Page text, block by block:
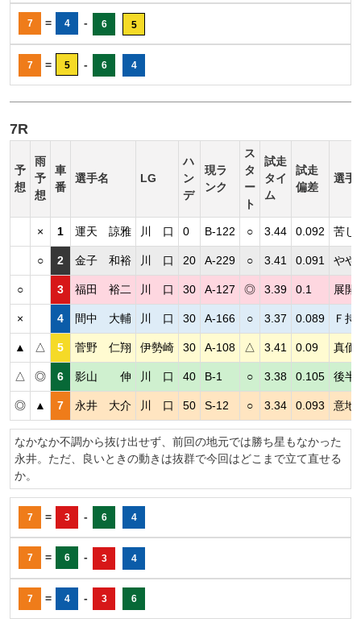
7 = 4 - 6 5
7 = 5 - 6 4
7R
予
想
雨
予
想
車
番
選手名 LG
ハ
ン
デ
現ラ
ンク
ス
タ
ー
ト
試走
タイ
ム
試走
偏差
選手
× 1 運天 諒雅 川 口 0 B-122 ○ 3.44 0.092 苦し
○ 2 金子 和裕 川 口 20 A-229 ○ 3.41 0.091 やや
○ 3 福田 裕二 川 口 30 A-127 ◎ 3.39 0.1 展開
× 4 間中 大輔 川 口 30 A-166 ○ 3.37 0.089 Ｆ持
▲ △ 5 菅野 仁翔 伊勢崎 30 A-108 △ 3.41 0.09 真価
△ ◎ 6 影山 伸 川 口 40 B-1 ○ 3.38 0.105 後半
◎ ▲ 7 永井 大介 川 口 50 S-12 ○ 3.34 0.093 意地
なかなか不調から抜け出せず、前回の地元では勝ち星もなかった
永井。ただ、良いときの動きは抜群で今回はどこまで立て直せる
か。
7 = 3 - 6 4
7 = 6 - 3 4
7 = 4 - 3 6